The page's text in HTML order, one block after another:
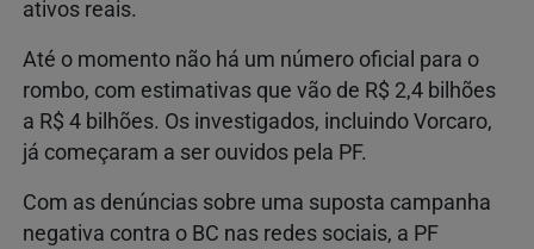
ativos reais.
Até o momento não há um número oficial para o
rombo, com estimativas que vão de R$ 2,4 bilhões
a R$ 4 bilhões. Os investigados, incluindo Vorcaro,
já começaram a ser ouvidos pela PF.
Com as denúncias sobre uma suposta campanha
negativa contra o BC nas redes sociais, a PF